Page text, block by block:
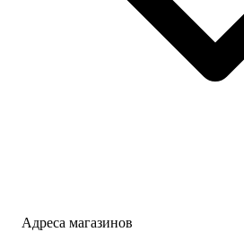
Адреса магазинов